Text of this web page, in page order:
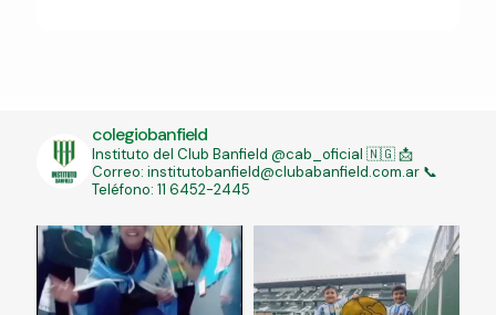
colegiobanfield
Instituto del Club Banfield @cab_oficial 🇳🇬📩
Correo: institutobanfield@clubabanfield.com.ar 📞
Teléfono: 11 6452-2445